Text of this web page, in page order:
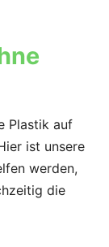
Plastik auf
ist unsere
werden,
die